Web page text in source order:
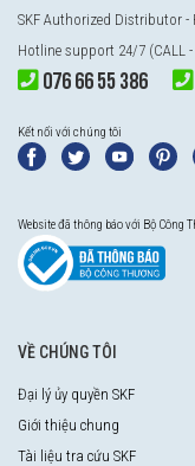
SKF Authorized Distributor
Hotline support 24/7 (CALL -
076 66 55 386
Kết nối với chúng tôi
Website đã thông báo với Bộ Công
VỀ CHÚNG TÔI
Đại lý ủy quyền SKF
Giới thiệu chung
Tài liệu tra cứu SKF